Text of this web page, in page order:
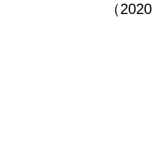
（2020